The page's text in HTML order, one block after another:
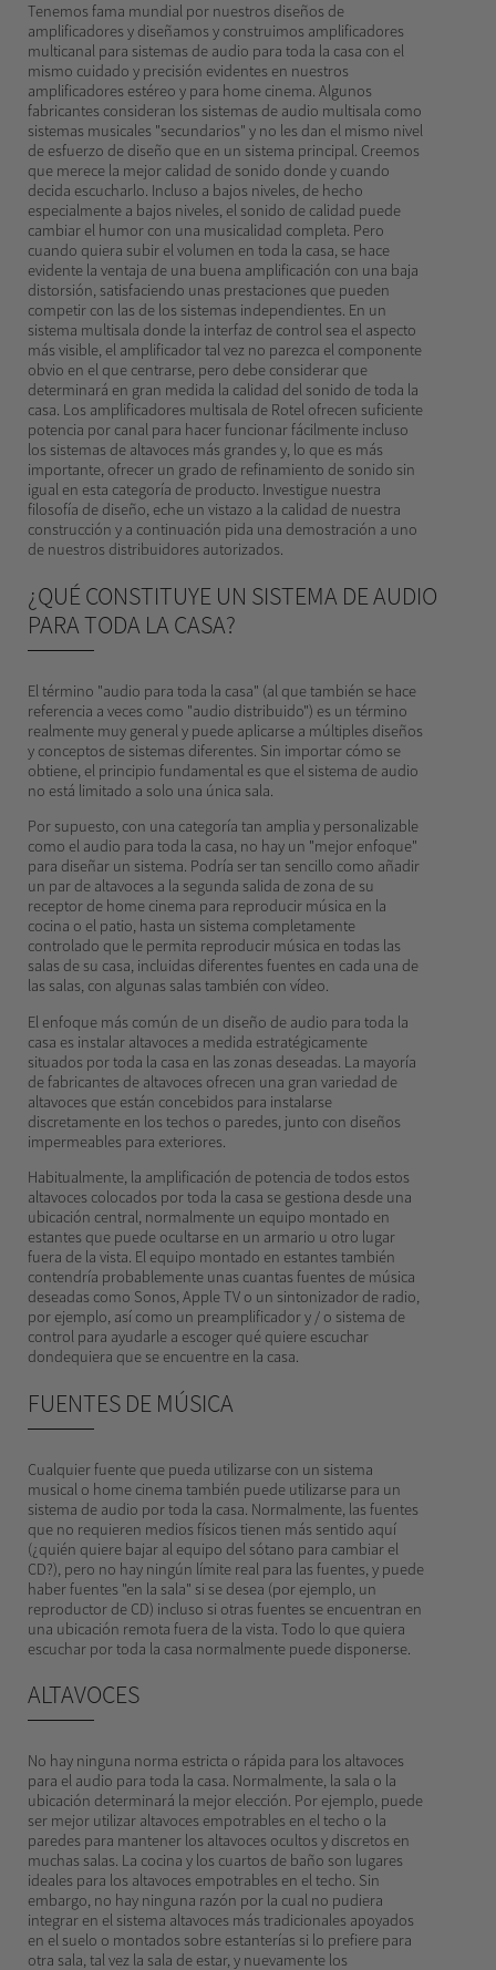
Tenemos fama mundial por nuestros diseños de
amplificadores y diseñamos y construimos amplificadores
multicanal para sistemas de audio para toda la casa con el
mismo cuidado y precisión evidentes en nuestros
amplificadores estéreo y para home cinema. Algunos
fabricantes consideran los sistemas de audio multisala como
sistemas musicales "secundarios" y no les dan el mismo nivel
de esfuerzo de diseño que en un sistema principal. Creemos
que merece la mejor calidad de sonido donde y cuando
decida escucharlo. Incluso a bajos niveles, de hecho
especialmente a bajos niveles, el sonido de calidad puede
cambiar el humor con una musicalidad completa. Pero
cuando quiera subir el volumen en toda la casa, se hace
evidente la ventaja de una buena amplificación con una baja
distorsión, satisfaciendo unas prestaciones que pueden
competir con las de los sistemas independientes. En un
sistema multisala donde la interfaz de control sea el aspecto
más visible, el amplificador tal vez no parezca el componente
obvio en el que centrarse, pero debe considerar que
determinará en gran medida la calidad del sonido de toda la
casa. Los amplificadores multisala de Rotel ofrecen suficiente
potencia por canal para hacer funcionar fácilmente incluso
los sistemas de altavoces más grandes y, lo que es más
importante, ofrecer un grado de refinamiento de sonido sin
igual en esta categoría de producto. Investigue nuestra
filosofía de diseño, eche un vistazo a la calidad de nuestra
construcción y a continuación pida una demostración a uno
de nuestros distribuidores autorizados.
¿QUÉ CONSTITUYE UN SISTEMA DE AUDIO
PARA TODA LA CASA?
El término "audio para toda la casa" (al que también se hace
referencia a veces como "audio distribuido") es un término
realmente muy general y puede aplicarse a múltiples diseños
y conceptos de sistemas diferentes. Sin importar cómo se
obtiene, el principio fundamental es que el sistema de audio
no está limitado a solo una única sala.
Por supuesto, con una categoría tan amplia y personalizable
como el audio para toda la casa, no hay un "mejor enfoque"
para diseñar un sistema. Podría ser tan sencillo como añadir
un par de altavoces a la segunda salida de zona de su
receptor de home cinema para reproducir música en la
cocina o el patio, hasta un sistema completamente
controlado que le permita reproducir música en todas las
salas de su casa, incluidas diferentes fuentes en cada una de
las salas, con algunas salas también con vídeo.
El enfoque más común de un diseño de audio para toda la
casa es instalar altavoces a medida estratégicamente
situados por toda la casa en las zonas deseadas. La mayoría
de fabricantes de altavoces ofrecen una gran variedad de
altavoces que están concebidos para instalarse
discretamente en los techos o paredes, junto con diseños
impermeables para exteriores.
Habitualmente, la amplificación de potencia de todos estos
altavoces colocados por toda la casa se gestiona desde una
ubicación central, normalmente un equipo montado en
estantes que puede ocultarse en un armario u otro lugar
fuera de la vista. El equipo montado en estantes también
contendría probablemente unas cuantas fuentes de música
deseadas como Sonos, Apple TV o un sintonizador de radio,
por ejemplo, así como un preamplificador y / o sistema de
control para ayudarle a escoger qué quiere escuchar
dondequiera que se encuentre en la casa.
FUENTES DE MÚSICA
Cualquier fuente que pueda utilizarse con un sistema
musical o home cinema también puede utilizarse para un
sistema de audio por toda la casa. Normalmente, las fuentes
que no requieren medios físicos tienen más sentido aquí
(¿quién quiere bajar al equipo del sótano para cambiar el
CD?), pero no hay ningún límite real para las fuentes, y puede
haber fuentes "en la sala" si se desea (por ejemplo, un
reproductor de CD) incluso si otras fuentes se encuentran en
una ubicación remota fuera de la vista. Todo lo que quiera
escuchar por toda la casa normalmente puede disponerse.
ALTAVOCES
No hay ninguna norma estricta o rápida para los altavoces
para el audio para toda la casa. Normalmente, la sala o la
ubicación determinará la mejor elección. Por ejemplo, puede
ser mejor utilizar altavoces empotrables en el techo o la
paredes para mantener los altavoces ocultos y discretos en
muchas salas. La cocina y los cuartos de baño son lugares
ideales para los altavoces empotrables en el techo. Sin
embargo, no hay ninguna razón por la cual no pudiera
integrar en el sistema altavoces más tradicionales apoyados
en el suelo o montados sobre estanterías si lo prefiere para
otra sala, tal vez la sala de estar, y nuevamente los